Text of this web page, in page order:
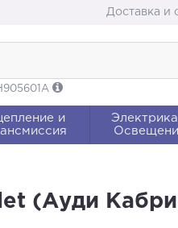
Доставка и
и
(Ауди